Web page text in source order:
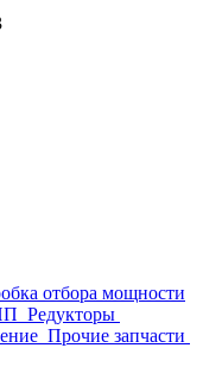
отбора мощности
Редукторы
Прочие запчасти